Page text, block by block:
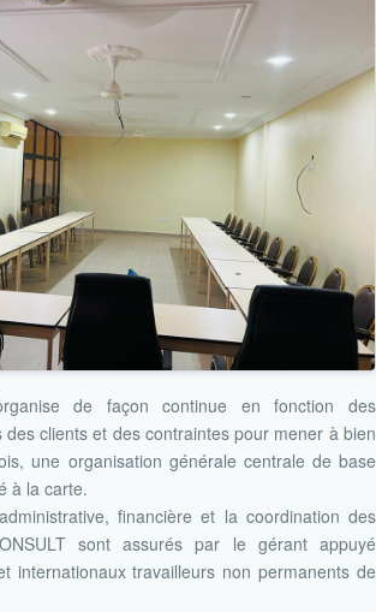
de façon continue en fonction des
clients et des contraintes pour mener à bien
une organisation générale centrale de base
à la carte.
financière et la coordination des
sont assurés par le gérant appuyé
internationaux travailleurs non permanents de